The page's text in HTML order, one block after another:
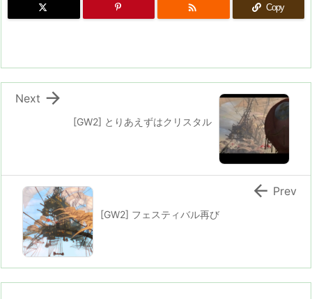
 Copy
[GW2] とりあえずはクリスタル

Next
[GW2] フェスティバル再び
 Prev